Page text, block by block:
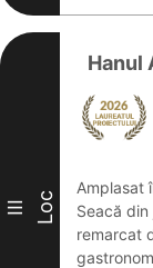
III Loc
Hanul
Amplasat
Seacă
remarcat